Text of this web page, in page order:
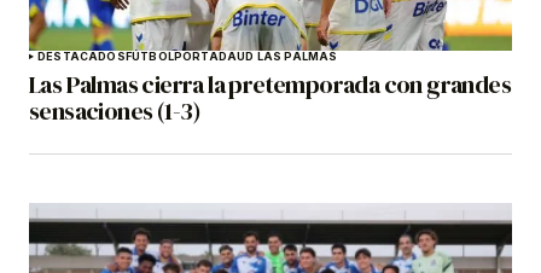
DESTACADOSFÚTBOLPORTADAUD LAS PALMAS
Las Palmas cierra la pretemporada con grandes
sensaciones (1-3)